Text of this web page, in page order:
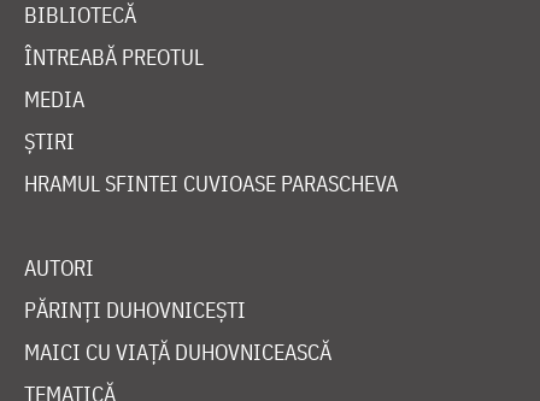
BIBLIOTECĂ
ÎNTREABĂ PREOTUL
MEDIA
ȘTIRI
HRAMUL SFINTEI CUVIOASE PARASCHEVA
AUTORI
PĂRINȚI DUHOVNICEȘTI
MAICI CU VIAȚĂ DUHOVNICEASCĂ
TEMATICĂ